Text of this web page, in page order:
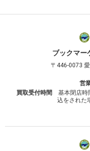
ブックマー
〒446-0073
営
買取受付時間
基本閉店
込をされた